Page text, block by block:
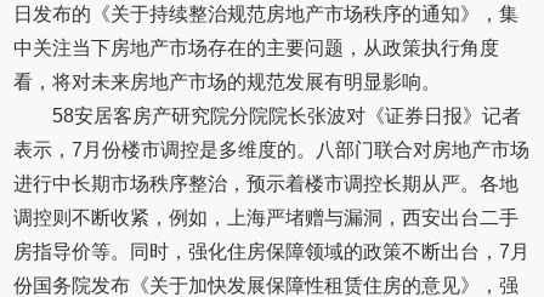
日发布的《关于持续整治规范房地产市场秩序的通知》，集
中关注当下房地产市场存在的主要问题，从政策执行角度
看，将对未来房地产市场的规范发展有明显影响。
58安居客房产研究院分院院长张波对《证券日报》记者
表示，7月份楼市调控是多维度的。八部门联合对房地产市场
进行中长期市场秩序整治，预示着楼市调控长期从严。各地
调控则不断收紧，例如，上海严堵赠与漏洞，西安出台二手
房指导价等。同时，强化住房保障领域的政策不断出台，7月
份国务院发布《关于加快发展保障性租赁住房的意见》，强